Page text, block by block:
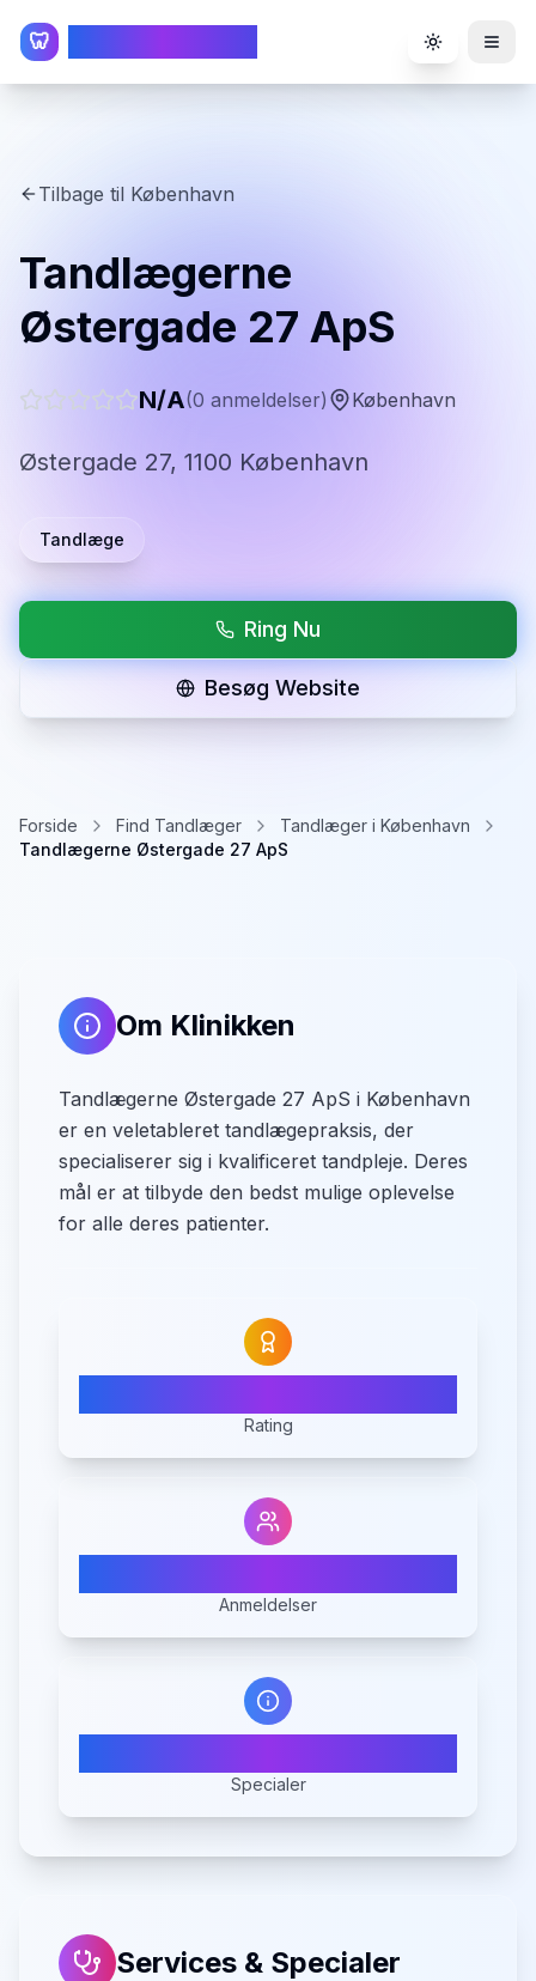
🦷 Toggle
Tilbage til København
Tandlægerne
Østergade 27 ApS
N/A(0 anmeldelser) København
Østergade 27, 1100 København
Tandlæge
Ring Nu
Besøg Website
Forside Find Tandlæger
Tandlæger i København
Tandlægerne Østergade 27 ApS
Om Klinikken
Tandlægerne Østergade 27 ApS i København
er en veletableret tandlægepraksis, der
specialiserer sig i kvalificeret tandpleje. Deres
mål er at tilbyde den bedst mulige oplevelse
for alle deres patienter.
Rating
Anmeldelser
Specialer
Services & Specialer